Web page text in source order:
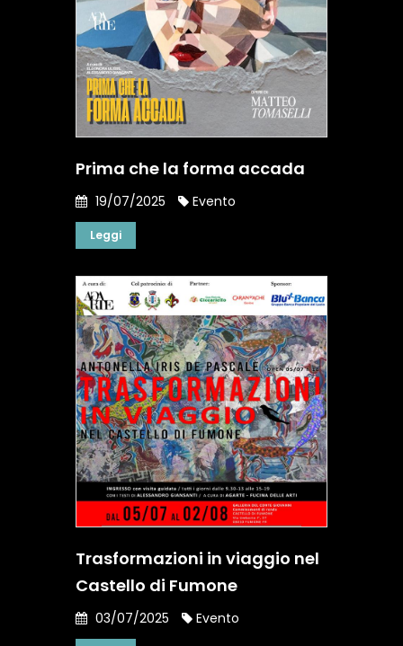
Prima che la forma accada
19/07/2025 Evento
Leggi
Trasformazioni in viaggio nel
Castello di Fumone
03/07/2025 Evento